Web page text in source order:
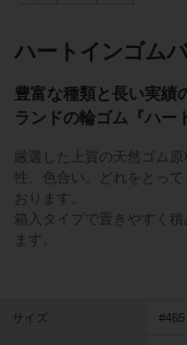
ハートインゴム
豊富な種類と長い実績
ランドの輪ゴム『ハー
厳選した上質の天然ゴム
性、色合い、どれをとっ
おります。
箱入タイプで置きやすく
ます。
サイズ #465